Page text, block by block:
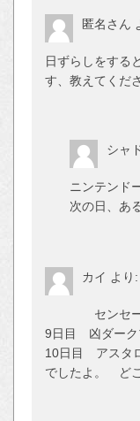
匿名さん
日ずらしをする
す、教えてくだ
シャ
ニンテンド
次の日、あ
カイ より:
センセー（
9日目 凶ダーク
10日目 アスタ
でしたよ。 ど